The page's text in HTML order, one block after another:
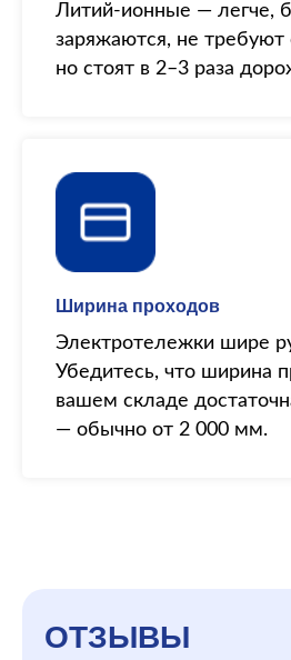
Литий-ионные — легче,
заряжаются, не требуют
но стоят в 2–3 раза
Ширина проходов
Электротележки шире
Убедитесь, что ширина
вашем складе
— обычно от 2 000 мм.
ОТЗЫВЫ